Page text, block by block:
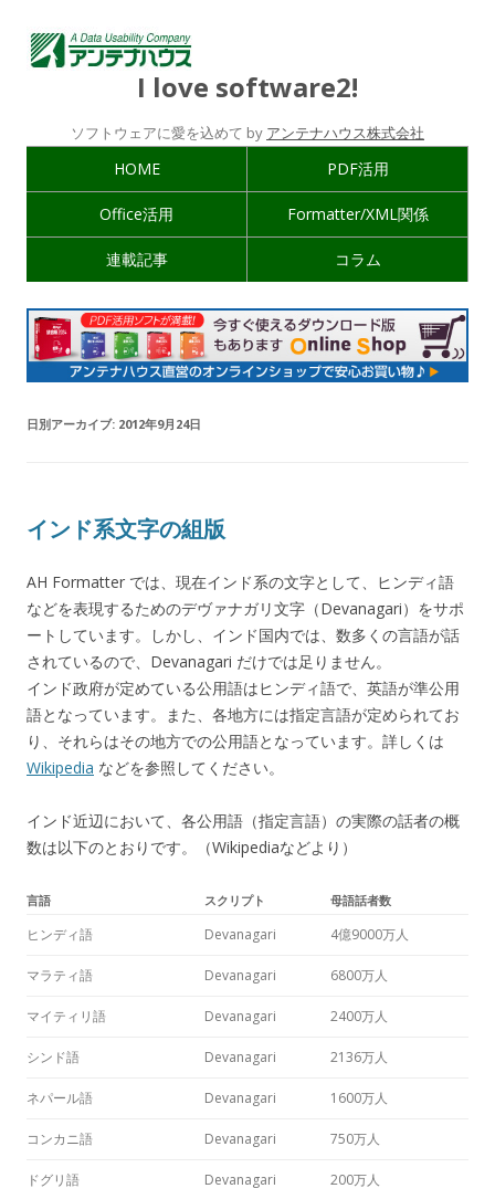
I love software2!
ソフトウェアに愛を込めて by アンテナハウス株式会社
HOME PDF活用
Office活用 Formatter/XML関係
連載記事 コラム
日別アーカイブ: 2012年9月24日
インド系文字の組版
AH Formatter では、現在インド系の文字として、ヒンディ語
などを表現するためのデヴァナガリ文字（Devanagari）をサポ
ートしています。しかし、インド国内では、数多くの言語が話
されているので、Devanagari だけでは足りません。
インド政府が定めている公用語はヒンディ語で、英語が準公用
語となっています。また、各地方には指定言語が定められてお
り、それらはその地方での公用語となっています。詳しくは
Wikipedia などを参照してください。
インド近辺において、各公用語（指定言語）の実際の話者の概
数は以下のとおりです。（Wikipediaなどより）
言語 スクリプト 母語話者数
ヒンディ語 Devanagari 4億9000万人
マラティ語 Devanagari 6800万人
マイティリ語 Devanagari 2400万人
シンド語 Devanagari 2136万人
ネパール語 Devanagari 1600万人
コンカニ語 Devanagari 750万人
ドグリ語 Devanagari 200万人